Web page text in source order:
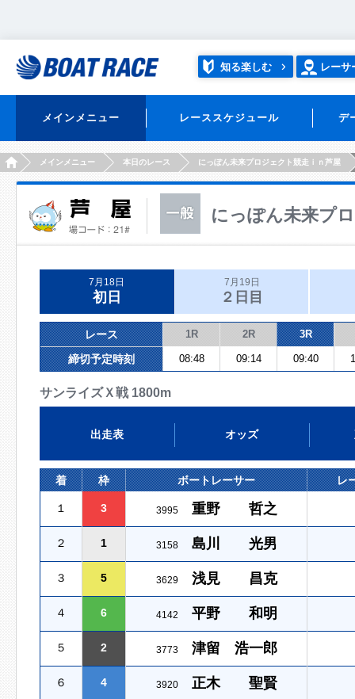
知る楽しむ レーサ
メインメニュー レーススケジュール デ
HOMEメインメニュー 本日のレース にっぽん未来プロジェクト競走ｉｎ芦屋
にっぽん未来プ
7月18日
初日
7月19日
２日目
レース 1R 2R 3R
締切予定時刻 08:48 09:14 09:40
サンライズＸ戦 1800m
出走表 オッズ
着 枠 ボートレーサー レ
１ 3 3995 重野 哲之
２ 1 3158 島川 光男
３ 5 3629 浅見 昌克
４ 6 4142 平野 和明
５ 2 3773 津留 浩一郎
６ 4 3920 正木 聖賢